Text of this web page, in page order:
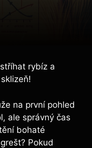
rybíz a
na první pohled
ale správný čas
bohaté
Pokud